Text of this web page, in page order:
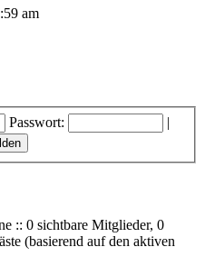
am
Passwort:
|
:: 0 sichtbare Mitglieder, 0
(basierend auf den aktiven